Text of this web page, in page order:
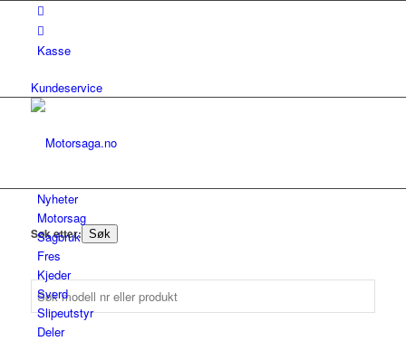
Kasse
Kundeservice
Søk etter: Søk
Nyheter
Motorsag
Sagbruk
Fres
Kjeder
Sverd
Slipeutstyr
Deler